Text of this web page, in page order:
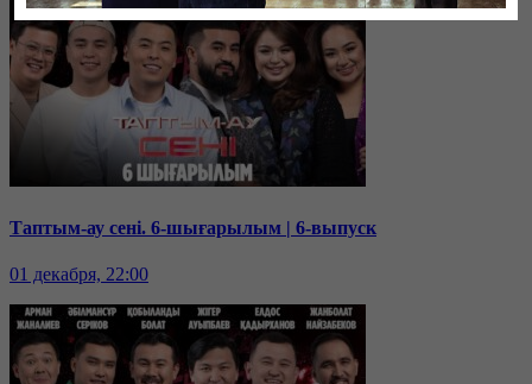
Таптым-ау сені. 6-шығарылым | 6-выпуск
01 декабря, 22:00